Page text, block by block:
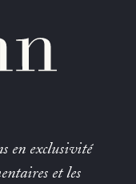
en exclusivité
et les